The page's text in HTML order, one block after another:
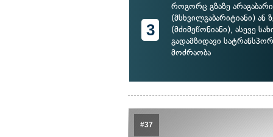
3
როგორც გზაზე
(მსხვილგაბარიტიანი) ან
(მძიმეწონიანი), ასევე
გადამზიდავი
მოძრაობა
#37